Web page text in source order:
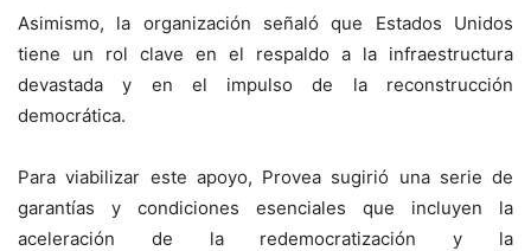
Asimismo, la organización señaló que Estados Unidos
tiene un rol clave en el respaldo a la infraestructura
devastada y en el impulso de la reconstrucción
democrática.
Para viabilizar este apoyo, Provea sugirió una serie de
garantías y condiciones esenciales que incluyen la
aceleración de la redemocratización y la